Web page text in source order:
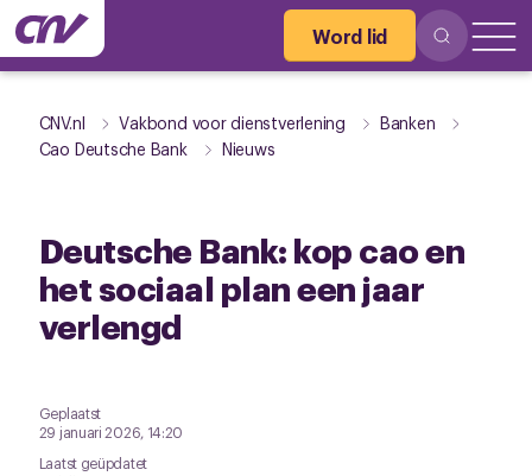
Word lid
CNV.nl Vakbond voor dienstverlening
Banken
Cao Deutsche Bank
Nieuws
Deutsche Bank: kop cao en
het sociaal plan een jaar
verlengd
Geplaatst
29 januari 2026, 14:20
Laatst geüpdatet